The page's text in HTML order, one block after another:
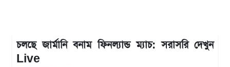
চলছে জার্মানি বনাম ফিনল্যান্ড ম্যাচ: সরাসরি দেখুন
Live